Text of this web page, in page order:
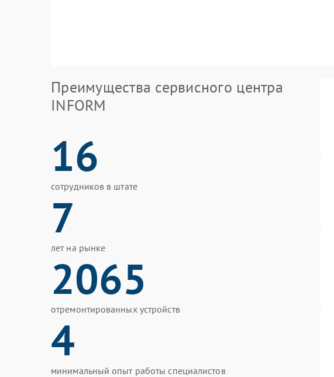
Преимущества сервисного центра
INFORM
16
сотрудников в штате
7
лет на рынке
2065
отремонтированных устройств
4
минимальный опыт работы специалистов